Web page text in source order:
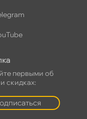
первыми о
скидках: